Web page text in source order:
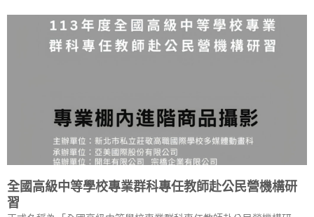
全國高級中等學校專業群科專任教師赴公民營機構研
習